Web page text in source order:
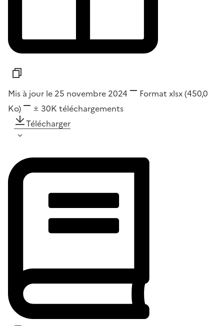
Mis à jour le 25 novembre 2024 Format xlsx(450,0
Ko)
30K téléchargements
Télécharger